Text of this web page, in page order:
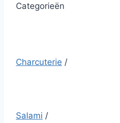
Categorieën
Charcuterie /
Salami /